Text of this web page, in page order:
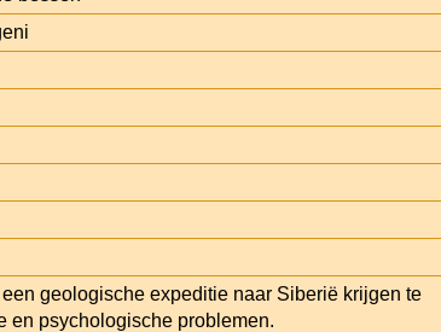
geologische expeditie naar Siberië krijgen te
en psychologische problemen.